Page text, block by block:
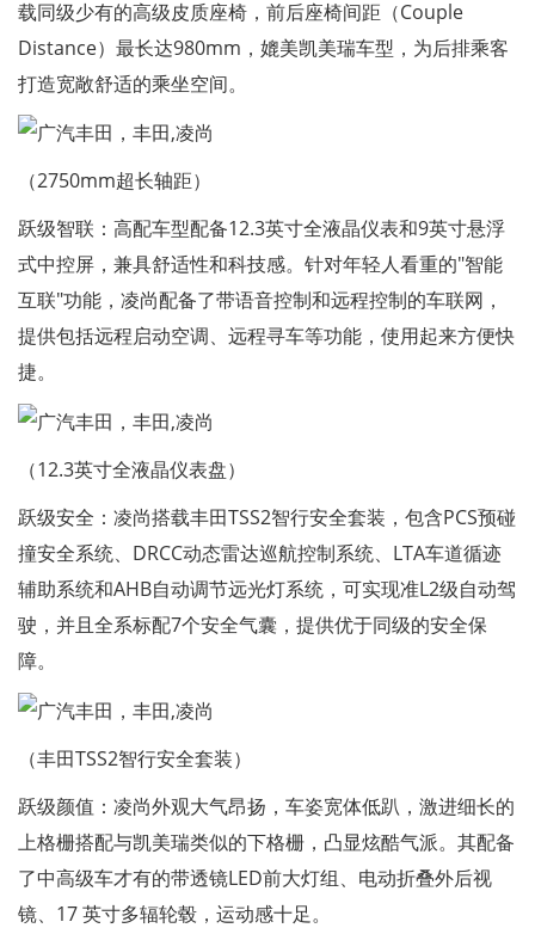
载同级少有的高级皮质座椅，前后座椅间距（Couple
Distance）最长达980mm，媲美凯美瑞车型，为后排乘客
打造宽敞舒适的乘坐空间。
（2750mm超长轴距）
跃级智联：高配车型配备12.3英寸全液晶仪表和9英寸悬浮
式中控屏，兼具舒适性和科技感。针对年轻人看重的"智能
互联"功能，凌尚配备了带语音控制和远程控制的车联网，
提供包括远程启动空调、远程寻车等功能，使用起来方便快
捷。
（12.3英寸全液晶仪表盘）
跃级安全：凌尚搭载丰田TSS2智行安全套装，包含PCS预碰
撞安全系统、DRCC动态雷达巡航控制系统、LTA车道循迹
辅助系统和AHB自动调节远光灯系统，可实现准L2级自动驾
驶，并且全系标配7个安全气囊，提供优于同级的安全保
障。
（丰田TSS2智行安全套装）
跃级颜值：凌尚外观大气昂扬，车姿宽体低趴，激进细长的
上格栅搭配与凯美瑞类似的下格栅，凸显炫酷气派。其配备
了中高级车才有的带透镜LED前大灯组、电动折叠外后视
镜、17 英寸多辐轮毂，运动感十足。